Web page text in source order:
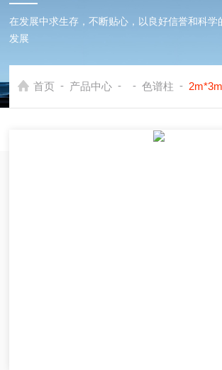
在发展中求生存，不断贴心，以良好信誉和科学
发展
首页 - 产品中心 - - 色谱柱 - 2m*3mm公共场